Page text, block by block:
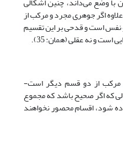
نیست (لاهیجى، 1383، 3: 34-35). علاوه اگر جوهری مجرد و مرکب از
است و قدحی بر این تقسیم
و نه عقلی (همان: 35).
از دو قسم دیگر است-
که اگر صحیح باشد که مجموع
شود، اقسام محصور نخواهند